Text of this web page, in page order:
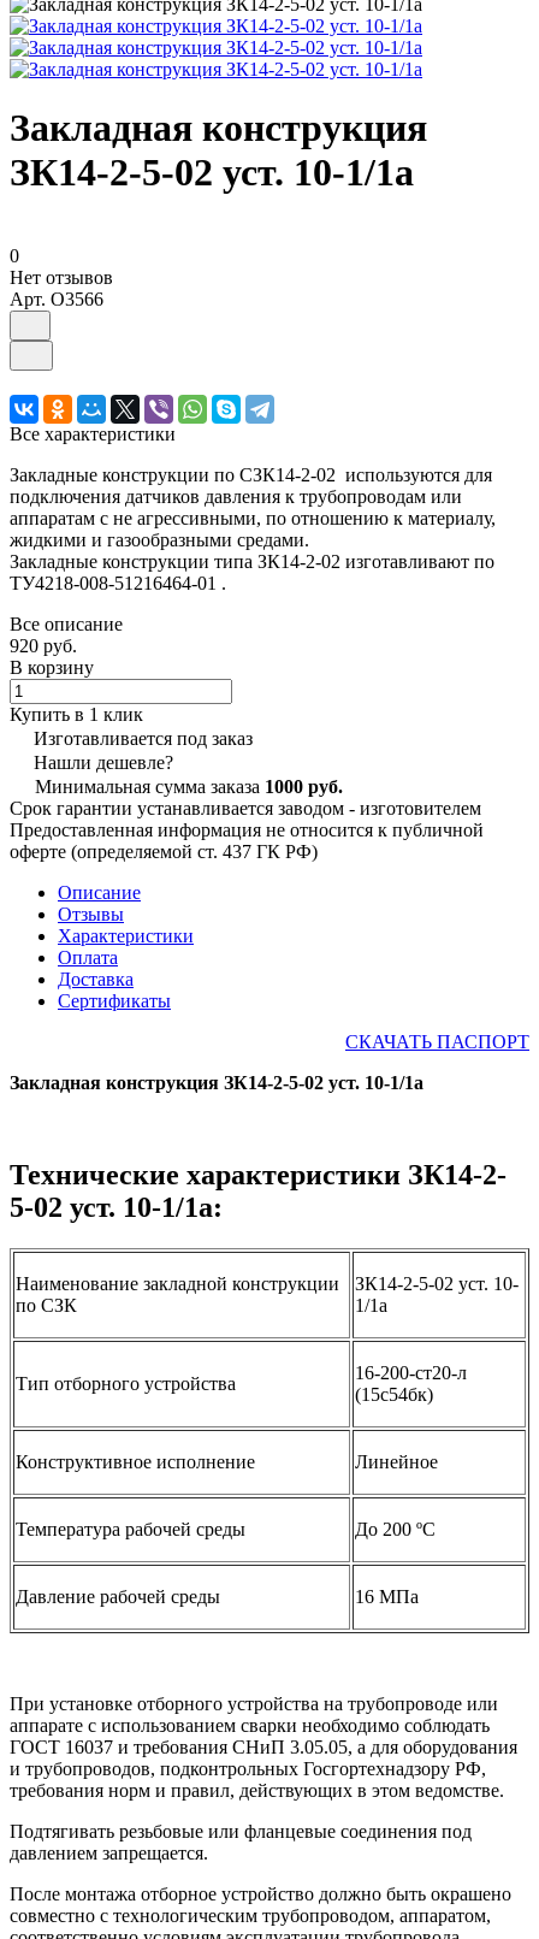
Закладная конструкция
ЗК14-2-5-02 уст. 10-1/1а
0
Нет отзывов
Арт. O3566
Все характеристики
Закладные конструкции по СЗК14-2-02 используются для
подключения датчиков давления к трубопроводам или
аппаратам с не агрессивными, по отношению к материалу,
жидкими и газообразными средами.
Закладные конструкции типа ЗК14-2-02 изготавливают по
ТУ4218-008-51216464-01 .
Все описание
920 руб.
В корзину
Купить в 1 клик
Изготавливается под заказ
Нашли дешевле?
Минимальная сумма заказа 1000 руб.
Срок гарантии устанавливается заводом - изготовителем
Предоставленная информация не относится к публичной
оферте (определяемой ст. 437 ГК РФ)
Описание
Отзывы
Характеристики
Оплата
Доставка
Сертификаты
СКАЧАТЬ ПАСПОРТ
Закладная конструкция ЗК14-2-5-02 уст. 10-1/1а
Технические характеристики ЗК14-2-
5-02 уст. 10-1/1а:
Наименование закладной конструкции
по СЗК
ЗК14-2-5-02 уст. 10-
1/1а
Тип отборного устройства
16-200-ст20-л
(15с54бк)
Конструктивное исполнение Линейное
Температура рабочей среды До 200 ºС
Давление рабочей среды 16 МПа
При установке отборного устройства на трубопроводе или
аппарате с использованием сварки необходимо соблюдать
ГОСТ 16037 и требования СНиП 3.05.05, а для оборудования
и трубопроводов, подконтрольных Госгортехнадзору РФ,
требования норм и правил, действующих в этом ведомстве.
Подтягивать резьбовые или фланцевые соединения под
давлением запрещается.
После монтажа отборное устройство должно быть окрашено
совместно с технологическим трубопроводом, аппаратом,